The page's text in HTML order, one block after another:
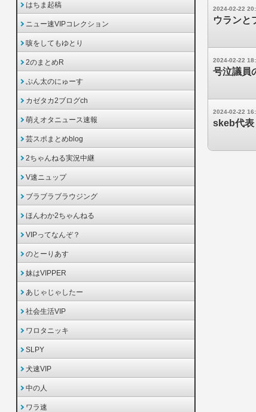
2024-02-22
ウラン
2024-02-22
号泣議員
2024-02-22
skeb代表
はちま起稿
ニュー速VIPコレクション
咳をしてもゆとり
2のまとめR
ぷん太のにゅーす
カゼタカ2ブログch
萌えオタニュース速報
芸スポまとめblog
2ちゃんねる実況中継
V速ニュップ
ブラブラブラウジング
ほんわか2ちゃんねる
VIPってなんぞ？
のとーりあす
妹はVIPPER
あじゃじゃしたー
社会生活VIP
ワロタニッキ
SLPY
犬速VIP
中の人
ワラ速